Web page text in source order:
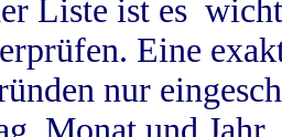
Liste ist es
Eine
nur